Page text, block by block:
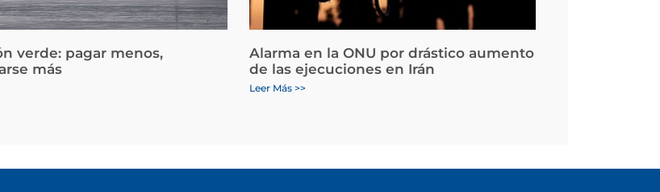
verde: pagar menos,
más
Alarma en la ONU por drástico aumento
de las ejecuciones en Irán
Leer Más >>